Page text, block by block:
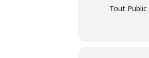
Tout Public